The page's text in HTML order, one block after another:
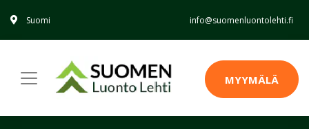
Suomi info@suomenluontolehti.fi
MYYMÄLÄ